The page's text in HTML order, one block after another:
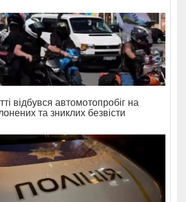
відбувся автомотопробіг на
та зниклих безвісти